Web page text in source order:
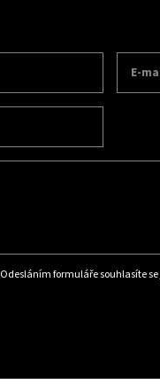
Odesláním formuláře souhlasíte se